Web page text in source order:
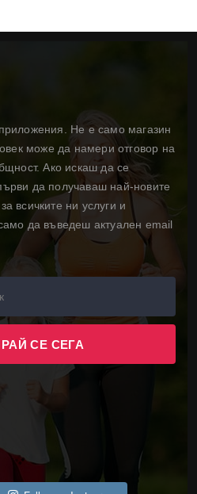
Не е само магазин
може да намери отговор на
Ако искаш да се
да получаваш най-новите
всичките ни услуги и
да въведеш актуален email